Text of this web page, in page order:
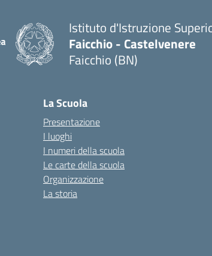
Istituto d'Istruzione
Faicchio - Castelvenere
Faicchio (BN)
La Scuola
Presentazione
I luoghi
I numeri della scuola
Le carte della scuola
Organizzazione
La storia